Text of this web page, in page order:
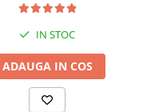
IN STOC
ADAUGA IN COS